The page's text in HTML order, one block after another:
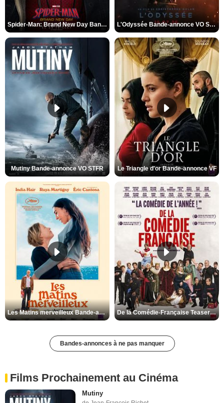
Spider-Man: Brand New Day Bande-annonce VO STFR L'Odyssée Bande-annonce VO STFR
Mutiny Bande-annonce VO STFR Le Triangle d'or Bande-annonce VF
Les Matins merveilleux Bande-annonce VF De la Comédie-Française Teaser VF
Bandes-annonces à ne pas manquer
Films Prochainement au Cinéma
Mutiny